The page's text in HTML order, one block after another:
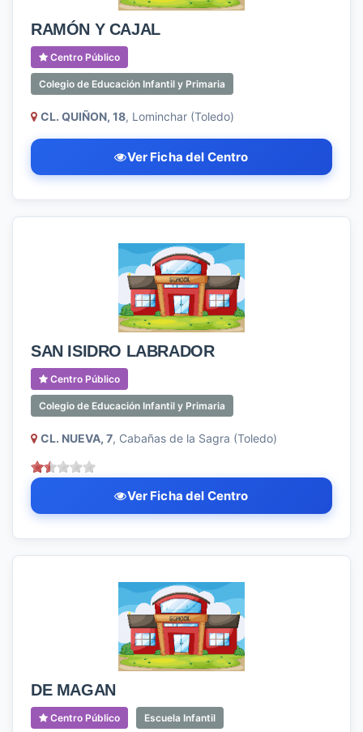
RAMÓN Y CAJAL
Centro Público
Colegio de Educación Infantil y Primaria
CL. QUIÑON, 18, Lominchar (Toledo)
Ver Ficha del Centro
SAN ISIDRO LABRADOR
Centro Público
Colegio de Educación Infantil y Primaria
CL. NUEVA, 7, Cabañas de la Sagra (Toledo)
Ver Ficha del Centro
DE MAGAN
Centro Público Escuela Infantil